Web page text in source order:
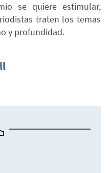
se quiere estimular,
traten los temas
y profundidad.